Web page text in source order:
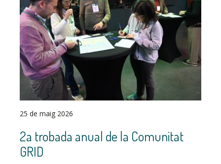
25 de maig 2026
2a trobada anual de la Comunitat
GRID